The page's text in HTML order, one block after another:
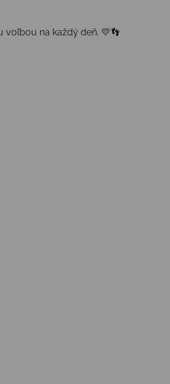
voľbou na každý deň. 💛👣